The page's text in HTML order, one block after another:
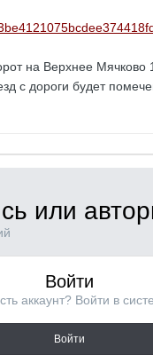
на Верхнее Мячково
с дороги будет
или
Войти
аккаунт? Войти в
Войти